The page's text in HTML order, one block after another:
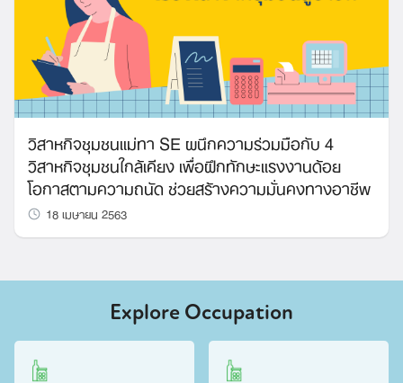
วิสาหกิจชุมชนแม่ทา SE ผนึกความร่วมมือกับ 4
วิสาหกิจชุมชนใกล้เคียง เพื่อฝึกทักษะแรงงานด้อย
โอกาสตามความถนัด ช่วยสร้างความมั่นคงทางอาชีพ
18 เมษายน 2563
Explore Occupation